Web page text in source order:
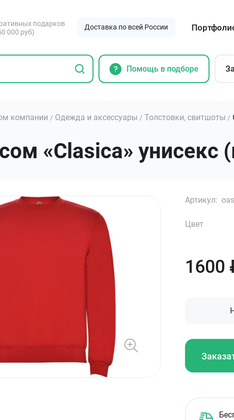
подарков
000 руб)
Доставка по всей России
Помощь в подборе
компании / Одежда и аксессуары / Толстовки, свитшоты /
«Clasica» унисекс
Артикул:
Цвет
1600